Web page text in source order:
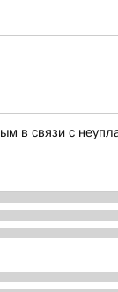
в связи с